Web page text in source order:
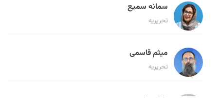
سمانه سمیع
تحریریه
میثم قاسمی
تحریریه
لیلا حنارود